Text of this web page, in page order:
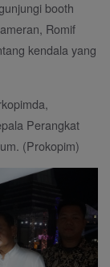
booth
Romif
kendala yang
Perangkat
(Prokopim)